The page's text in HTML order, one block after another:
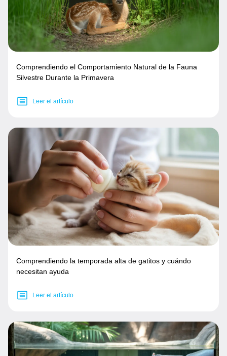
Comprendiendo el Comportamiento Natural de la Fauna
Silvestre Durante la Primavera
Leer el artículo
Comprendiendo la temporada alta de gatitos y cuándo
necesitan ayuda
Leer el artículo